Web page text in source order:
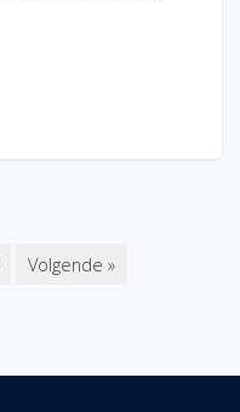
Volgende »